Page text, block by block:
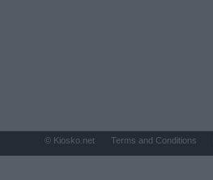
© Kiosko.net Terms and Conditions